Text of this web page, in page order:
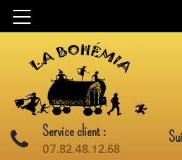
Aller au contenu
Service client :
07.82.48.12.68